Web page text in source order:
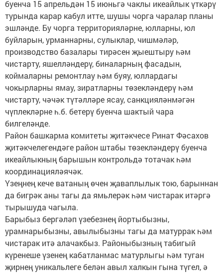
буенча 15 апрельдән 15 июньгә чаклы икеайлык үткәрү
турында карар кабул итте, шушы чорга чаралар планы
эшләнде. Бу чорга территорияләрне, юлларны, юл
буйларын, урманнарны, сулыклар, чишмәләр,
производство базалары тирәсен җыештыру һәм
чистарту, яшелләндерү, биналарның фасадын,
коймаларны ремонтлау һәм буяу, юллардагы
чокырларны ямау, зиратларны төзекләндерү һәм
чистарту, чәчәк түтәлләре ясау, санкцияләнмәгән
чүплекләрне һ.б. бетерү буенча шактый чара
билгеләнде.
Район башкарма комитеты җитәкчесе Ринат Фәсахов
җитәкчелегендәге район штабы төзекләндерү буенча
икеайлыкның барышын контрольдә тотачак һәм
координацияләячәк.
Үзеңнең кече ватаның өчен җаваплылык тою, барыннан
да бигрәк аны тагы да ямьлерәк һәм чистарак итәргә
тырышуда чагыла.
Барыбыз бергәләп үзебезнең йортыбызны,
урамнарыбызны, авылыбызны тагы да матуррак һәм
чистарак итә алачакбыз. Районыбызның табигый
күренеше үзенең кабатланмас матурлыгы һәм туган
җирнең уникальлеге белән авыл халкын гына түгел, ә